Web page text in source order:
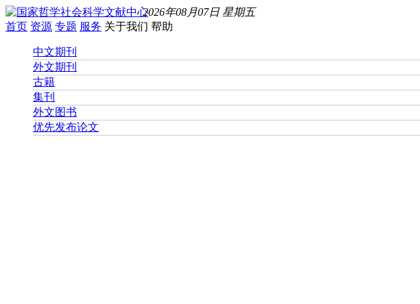
2026年08月07日 星期五
首页 资源 专题 服务 关于我们 帮助
中文期刊
外文期刊
古籍
集刊
外文图书
优先发布论文